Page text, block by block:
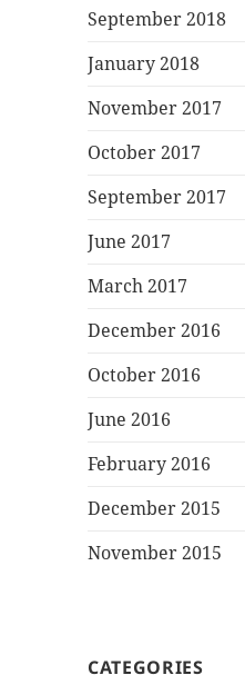
September 2018
January 2018
November 2017
October 2017
September 2017
June 2017
March 2017
December 2016
October 2016
June 2016
February 2016
December 2015
November 2015
CATEGORIES